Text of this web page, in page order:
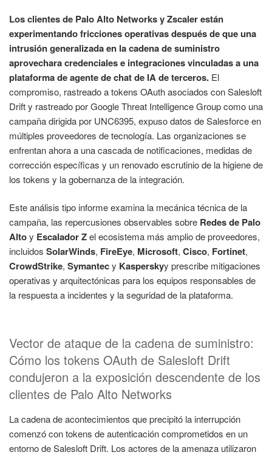
Los clientes de Palo Alto Networks y Zscaler están
experimentando fricciones operativas después de que una
intrusión generalizada en la cadena de suministro
aprovechara credenciales e integraciones vinculadas a una
plataforma de agente de chat de IA de terceros. El
compromiso, rastreado a tokens OAuth asociados con Salesloft
Drift y rastreado por Google Threat Intelligence Group como una
campaña dirigida por UNC6395, expuso datos de Salesforce en
múltiples proveedores de tecnología. Las organizaciones se
enfrentan ahora a una cascada de notificaciones, medidas de
corrección específicas y un renovado escrutinio de la higiene de
los tokens y la gobernanza de la integración.
Este análisis tipo informe examina la mecánica técnica de la
campaña, las repercusiones observables sobre Redes de Palo
Altoy Escalador Zel ecosistema más amplio de proveedores,
incluidos SolarWinds, FireEye, Microsoft, Cisco, Fortinet,
CrowdStrike, Symantecy Kasperskyy prescribe mitigaciones
operativas y arquitectónicas para los equipos responsables de
la respuesta a incidentes y la seguridad de la plataforma.
Vector de ataque de la cadena de suministro:
Cómo los tokens OAuth de Salesloft Drift
condujeron a la exposición descendente de los
clientes de Palo Alto Networks
La cadena de acontecimientos que precipitó la interrupción
comenzó con tokens de autenticación comprometidos en un
entorno de Salesloft Drift. Los actores de la amenaza utilizaron